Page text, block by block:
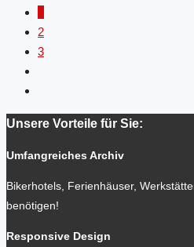
2
3
Unsere Vorteile für Sie:
Umfangreiches Archiv
Bikerhotels, Ferienhäuser,
benötigen!
Responsive Design